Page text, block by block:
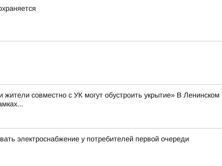
совместно с УК могут обустроить укрытие» В
электроснабжение у потребителей первой очереди